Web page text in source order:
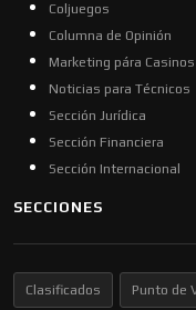
Coljuegos
Columna de Opinión
Marketing pára Casinos
Noticias para Técnicos
Sección Jurídica
Sección Financiera
Sección Internacional
SECCIONES
Clasificados Punto de